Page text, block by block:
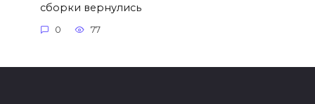
сборки вернулись
0 77